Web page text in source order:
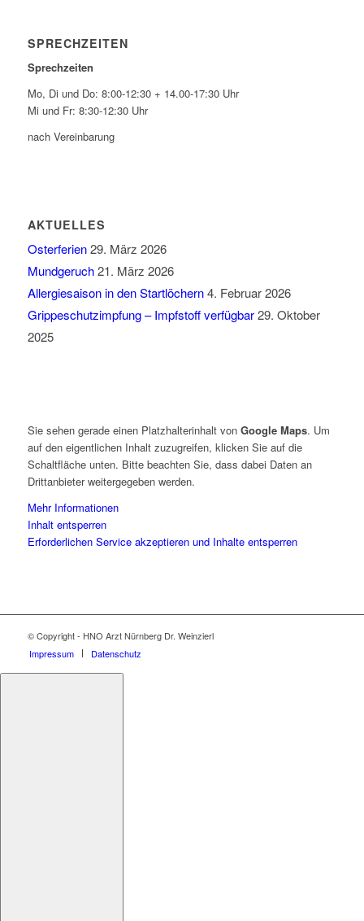
SPRECHZEITEN
Sprechzeiten
Mo, Di und Do: 8:00-12:30 + 14.00-17:30 Uhr
Mi und Fr: 8:30-12:30 Uhr
nach Vereinbarung
AKTUELLES
Osterferien 29. März 2026
Mundgeruch 21. März 2026
Allergiesaison in den Startlöchern 4. Februar 2026
Grippeschutzimpfung – Impfstoff verfügbar 29. Oktober
2025
Sie sehen gerade einen Platzhalterinhalt von Google Maps. Um
auf den eigentlichen Inhalt zuzugreifen, klicken Sie auf die
Schaltfläche unten. Bitte beachten Sie, dass dabei Daten an
Drittanbieter weitergegeben werden.
Mehr Informationen
Inhalt entsperren
Erforderlichen Service akzeptieren und Inhalte entsperren
© Copyright - HNO Arzt Nürnberg Dr. Weinzierl
Impressum
Datenschutz